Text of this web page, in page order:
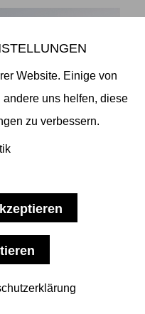
Hamburg
nächsten
Website. Einige von
uns helfen, diese
zu verbessern.